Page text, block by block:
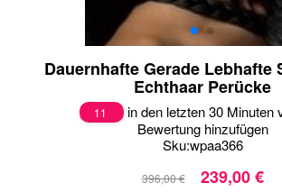
Dauernhafte Gerade Lebhafte
Echthaar Perücke
11
in den letzten 30 Minuten
Bewertung hinzufügen
Sku:wpaa366
396,00 € 239,00 €